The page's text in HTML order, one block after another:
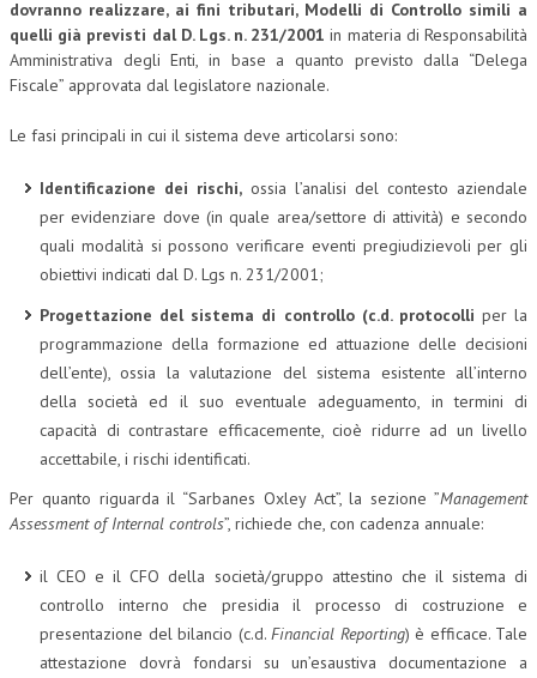
dovranno realizzare, ai fini tributari, Modelli di Controllo simili a
quelli già previsti dal D. Lgs. n. 231/2001 in materia di Responsabilità
Amministrativa degli Enti, in base a quanto previsto dalla “Delega
Fiscale” approvata dal legislatore nazionale.
Le fasi principali in cui il sistema deve articolarsi sono:
Identificazione dei rischi, ossia l’analisi del contesto aziendale
per evidenziare dove (in quale area/settore di attività) e secondo
quali modalità si possono verificare eventi pregiudizievoli per gli
obiettivi indicati dal D. Lgs n. 231/2001;
Progettazione del sistema di controllo (c.d. protocolli per la
programmazione della formazione ed attuazione delle decisioni
dell’ente), ossia la valutazione del sistema esistente all’interno
della società ed il suo eventuale adeguamento, in termini di
capacità di contrastare efficacemente, cioè ridurre ad un livello
accettabile, i rischi identificati.
Per quanto riguarda il “Sarbanes Oxley Act”, la sezione ”Management
Assessment of Internal controls”, richiede che, con cadenza annuale:
il CEO e il CFO della società/gruppo attestino che il sistema di
controllo interno che presidia il processo di costruzione e
presentazione del bilancio (c.d. Financial Reporting) è efficace. Tale
attestazione dovrà fondarsi su un’esaustiva documentazione a